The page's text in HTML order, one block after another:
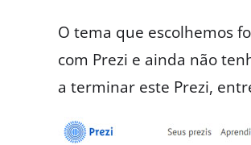
O tema que escolhemos
com Prezi e ainda não
a terminar este Prezi,